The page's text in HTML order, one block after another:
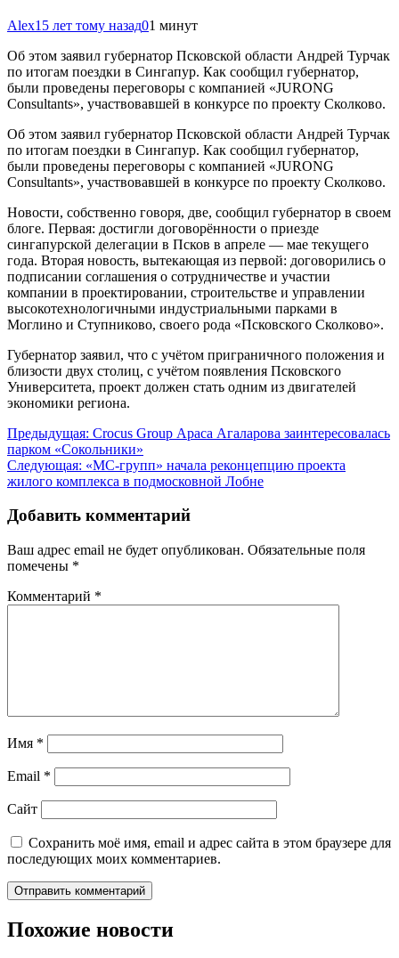
Alex15 лет тому назад01 минут
Об этом заявил губернатор Псковской области Андрей Турчак
по итогам поездки в Сингапур. Как сообщил губернатор,
были проведены переговоры с компанией «JURONG
Сonsultants», участвовавшей в конкурсе по проекту Сколково.
Об этом заявил губернатор Псковской области Андрей Турчак
по итогам поездки в Сингапур. Как сообщил губернатор,
были проведены переговоры с компанией «JURONG
Сonsultants», участвовавшей в конкурсе по проекту Сколково.
Новости, собственно говоря, две, сообщил губернатор в своем
блоге. Первая: достигли договорённости о приезде
сингапурской делегации в Псков в апреле — мае текущего
года. Вторая новость, вытекающая из первой: договорились о
подписании соглашения о сотрудничестве и участии
компании в проектировании, строительстве и управлении
высокотехнологичными индустриальными парками в
Моглино и Ступниково, своего рода «Псковского Сколково».
Губернатор заявил, что с учётом приграничного положения и
близости двух столиц, с учётом появления Псковского
Университета, проект должен стать одним из двигателей
экономики региона.
Навигация
по
записям
Предыдущая: Crocus Group Араса Агаларова заинтересовалась
парком «Сокольники»
Следующая: «МС-групп» начала реконцепцию проекта
жилого комплекса в подмосковной Лобне
Добавить комментарий
Ваш адрес email не будет опубликован. Обязательные поля
помечены *
Комментарий *
Имя *
Email *
Сайт
Сохранить моё имя, email и адрес сайта в этом браузере для
последующих моих комментариев.
Похожие новости